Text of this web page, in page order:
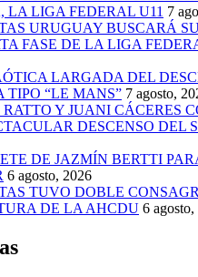
LA LIGA FEDERAL U11 7
URUGUAY BUSCARÁ
FASE DE LA LIGA
LARGADA DEL
TIPO “LE MANS” 7 agosto,
RATTO Y JUANI CÁCERES
DESCENSO DEL
DE JAZMÍN BERTTI
6 agosto, 2026
TUVO DOBLE
DE LA AHCDU 6